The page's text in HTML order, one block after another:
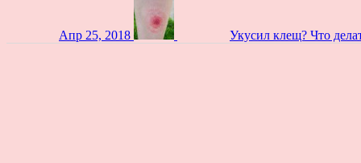
Апр 25, 2018 Укусил клещ? Что